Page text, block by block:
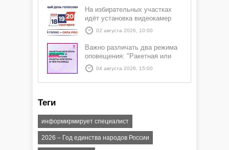
На избирательных участках
идёт установка видеокамер
02 августа 2026, 10:00
Важно различать два режима
оповещения: "Ракетная или
БПЛА опасность" и "Угроза
атаки ракеты или БПЛА"
04 августа 2026, 15:00
Теги
информирмирует специалист
2026 – Год единства народов России